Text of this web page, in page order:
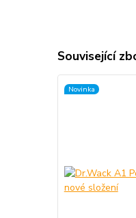
Související
Novinka